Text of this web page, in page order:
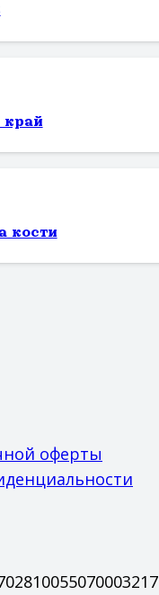
край
кости
оферты